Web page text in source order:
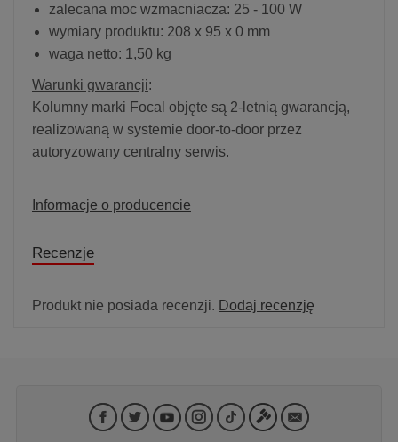
zalecana moc wzmacniacza: 25 - 100 W
wymiary produktu: 208 x 95 x 0 mm
waga netto: 1,50 kg
Warunki gwarancji:
Kolumny marki Focal objęte są 2-letnią gwarancją,
realizowaną w systemie door-to-door przez
autoryzowany centralny serwis.
Informacje o producencie
Recenzje
Produkt nie posiada recenzji. Dodaj recenzję